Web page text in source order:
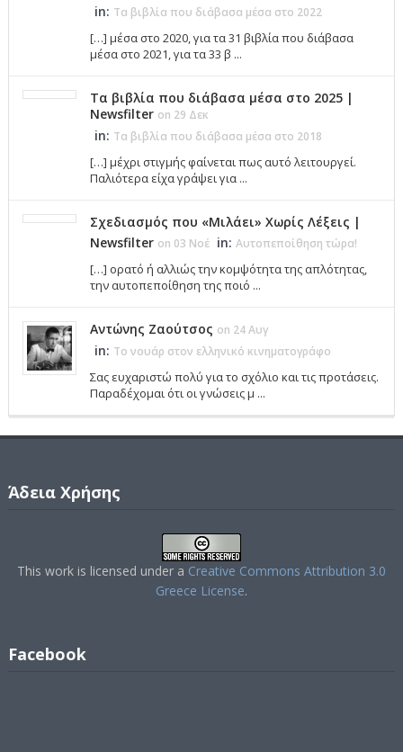
in: Τα βιβλία που διάβασα μέσα στο 2022
[…] μέσα στο 2020, για τα 31 βιβλία που διάβασα
μέσα στο 2021, για τα 33 β ...
Τα βιβλία που διάβασα μέσα στο 2025 |
Newsfilter on 29 Δεκ
in: Τα βιβλία που διάβασα μέσα στο 2018
[…] μέχρι στιγμής φαίνεται πως αυτό λειτουργεί.
Παλιότερα είχα γράψει για ...
Σχεδιασμός που «Μιλάει» Χωρίς Λέξεις |
Newsfilter on 03 Νοέ in: Αυτοπεποίθηση τώρα!
[…] ορατό ή αλλιώς την κομψότητα της απλότητας,
την αυτοπεποίθηση της ποιό ...
Αντώνης Ζαούτσος on 24 Αυγ
in: Το νουάρ στον ελληνικό κινηματογράφο
Σας ευχαριστώ πολύ για το σχόλιο και τις προτάσεις.
Παραδέχομαι ότι οι γνώσεις μ ...
Άδεια Χρήσης
This work is licensed under a Creative Commons Attribution 3.0
Greece License.
Facebook